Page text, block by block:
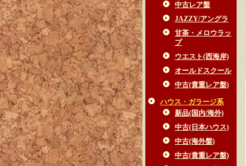
中古レア盤
JAZZY/アングラ
甘茶・メロウラッ
プ
ウエスト(西海岸)
オールドスクール
中古(貴重レア盤)
ハウス・ガラージ系
新品(国内/海外)
中古(日本ハウス)
中古(海外盤)
中古(貴重レア盤)